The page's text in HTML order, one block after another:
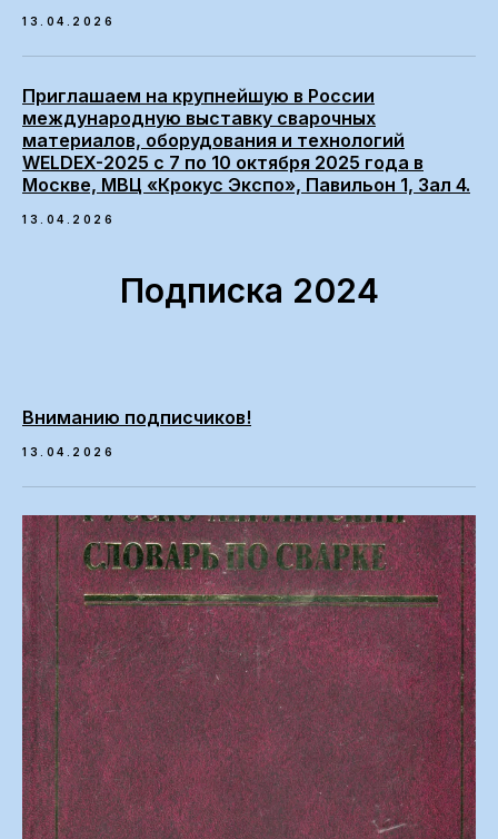
13.04.2026
Приглашаем на крупнейшую в России
международную выставку сварочных
материалов, оборудования и технологий
WELDEX-2025 с 7 по 10 октября 2025 года в
Москве, МВЦ «Крокус Экспо», Павильон 1, Зал 4.
13.04.2026
Подписка 2024
Вниманию подписчиков!
13.04.2026